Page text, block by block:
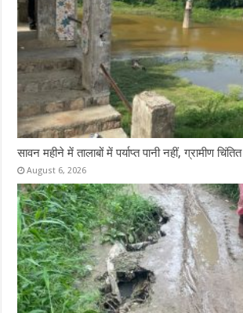
सावन महीने में तालाबों में पर्याप्त पानी नहीं, ग्रामीण चिंतित
August 6, 2026